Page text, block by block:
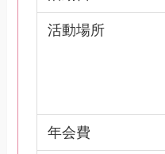
活動場所
年会費